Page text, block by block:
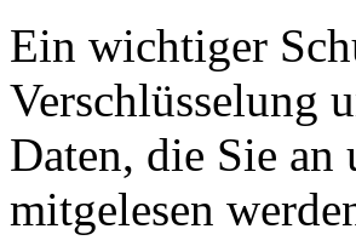
Ein wichtiger
Verschlüsselung
Daten, die Sie
mitgelesen